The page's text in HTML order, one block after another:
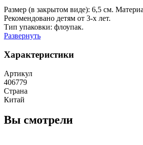
Размер (в закрытом виде): 6,5 см.
Рекомендовано детям от 3-х лет.
Тип упаковки: флоупак.
Развернуть
Характеристики
Артикул
406779
Страна
Китай
Вы смотрели